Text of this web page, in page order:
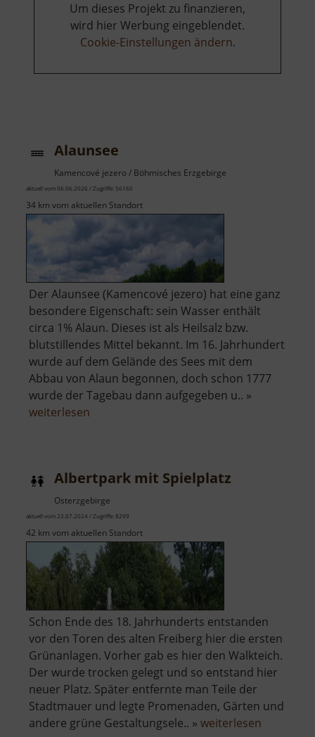
Um dieses Projekt zu finanzieren,
wird hier Werbung eingeblendet.
Cookie-Einstellungen ändern.
Alaunsee
Kamencové jezero / Böhmisches Erzgebirge
aktuell vom 06.06.2026 / Zugriffe: 56160
34 km vom aktuellen Standort
Der Alaunsee (Kamencové jezero) hat eine ganz
besondere Eigenschaft: sein Wasser enthält
circa 1% Alaun. Dieses ist als Heilsalz bzw.
blutstillendes Mittel bekannt. Im 16. Jahrhundert
wurde auf dem Gelände des Sees mit dem
Abbau von Alaun begonnen, doch schon 1777
wurde der Tagebau dann aufgegeben u.. »
weiterlesen
Albertpark mit Spielplatz
Osterzgebirge
aktuell vom 23.07.2024 / Zugriffe: 8299
42 km vom aktuellen Standort
Schon Ende des 18. Jahrhunderts entstanden
vor den Toren des alten Freiberg hier die ersten
Grünanlagen. Vorher gab es hier den Walkteich.
Der wurde trocken gelegt und so entstand hier
neuer Platz. Später entfernte man Teile der
Stadtmauer und legte Promenaden, Gärten und
andere grüne Gestaltungsele.. » weiterlesen